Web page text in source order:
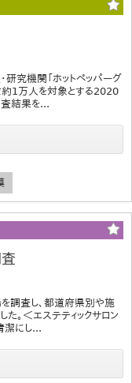
研究機関「ホットペッパーグ
約1万人を対象とする2020
査結果を...
調査し、都道府県別や施
。＜エステティックサロン
潔にし...